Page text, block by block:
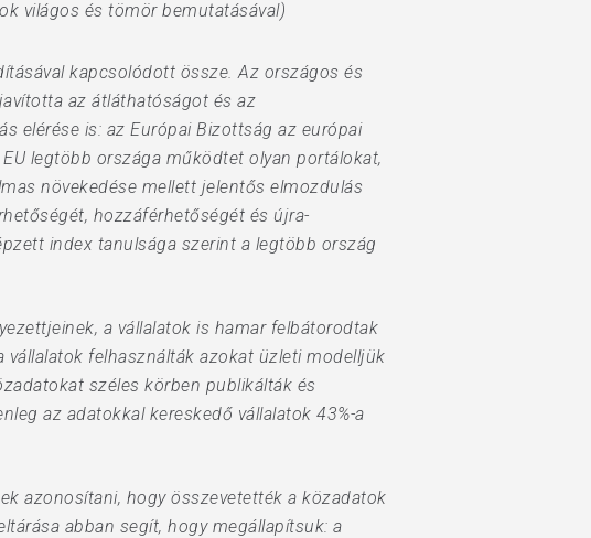
világos és tömör bemutatásával)
kapcsolódott össze. Az országos és
az átláthatóságot és az
elérése is: az Európai Bizottság az európai
legtöbb országa működtet olyan portálokat,
növekedése mellett jelentős elmozdulás
hozzáférhetőségét és újra-
index tanulsága szerint a legtöbb ország
a vállalatok is hamar felbátorodtak
felhasználták azokat üzleti modelljük
széles körben publikálták és
az adatokkal kereskedő vállalatok 43%-a
azonosítani, hogy összevetették a közadatok
abban segít, hogy megállapítsuk: a